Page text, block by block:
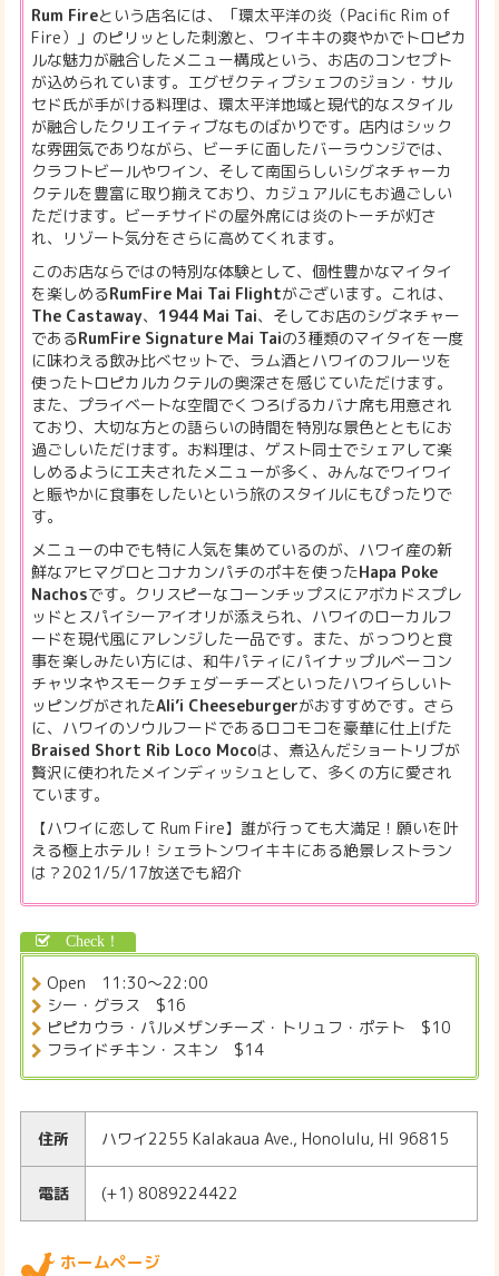
Rum Fireという店名には、「環太平洋の炎（Pacific Rim of
Fire）」のピリッとした刺激と、ワイキキの爽やかでトロピカ
ルな魅力が融合したメニュー構成という、お店のコンセプト
が込められています。エグゼクティブシェフのジョン・サル
セド氏が手がける料理は、環太平洋地域と現代的なスタイル
が融合したクリエイティブなものばかりです。店内はシック
な雰囲気でありながら、ビーチに面したバーラウンジでは、
クラフトビールやワイン、そして南国らしいシグネチャーカ
クテルを豊富に取り揃えており、カジュアルにもお過ごしい
ただけます。ビーチサイドの屋外席には炎のトーチが灯さ
れ、リゾート気分をさらに高めてくれます。
このお店ならではの特別な体験として、個性豊かなマイタイ
を楽しめるRumFire Mai Tai Flightがございます。これは、
The Castaway、 1944 Mai Tai、そしてお店のシグネチャー
であるRumFire Signature Mai Taiの3種類のマイタイを一度
に味わえる飲み比べセットで、ラム酒とハワイのフルーツを
使ったトロピカルカクテルの奥深さを感じていただけます。
また、プライベートな空間でくつろげるカバナ席も用意され
ており、大切な方との語らいの時間を特別な景色とともにお
過ごしいただけます。お料理は、ゲスト同士でシェアして楽
しめるように工夫されたメニューが多く、みんなでワイワイ
と賑やかに食事をしたいという旅のスタイルにもぴったりで
す。
メニューの中でも特に人気を集めているのが、ハワイ産の新
鮮なアヒマグロとコナカンパチのポキを使ったHapa Poke
Nachosです。クリスピーなコーンチップスにアボカドスプレ
ッドとスパイシーアイオリが添えられ、ハワイのローカルフ
ードを現代風にアレンジした一品です。また、がっつりと食
事を楽しみたい方には、和牛パティにパイナップルベーコン
チャツネやスモークチェダーチーズといったハワイらしいト
ッピングがされたAli’i Cheeseburgerがおすすめです。さら
に、ハワイのソウルフードであるロコモコを豪華に仕上げた
Braised Short Rib Loco Mocoは、煮込んだショートリブが
贅沢に使われたメインディッシュとして、多くの方に愛され
ています。
【ハワイに恋して Rum Fire】誰が行っても大満足！願いを叶
える極上ホテル！シェラトンワイキキにある絶景レストラン
は？2021/5/17放送でも紹介
Open 11:30〜22:00
シー・グラス $16
ピピカウラ・パルメザンチーズ・トリュフ・ポテト $10
フライドチキン・スキン $14
住所 ハワイ2255 Kalakaua Ave., Honolulu, HI 96815
電話 (+1) 8089224422
ホームページ